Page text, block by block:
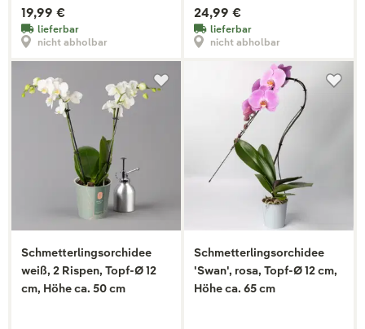
19,99 €
lieferbar
nicht abholbar
24,99 €
lieferbar
nicht abholbar
Schmetterlingsorchidee
weiß, 2 Rispen, Topf-Ø 12
cm, Höhe ca. 50 cm
Schmetterlingsorchidee
'Swan', rosa, Topf-Ø 12 cm,
Höhe ca. 65 cm